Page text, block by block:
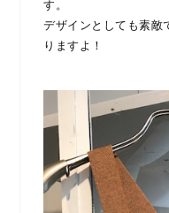
す。
デザインとしても素敵
りますよ！